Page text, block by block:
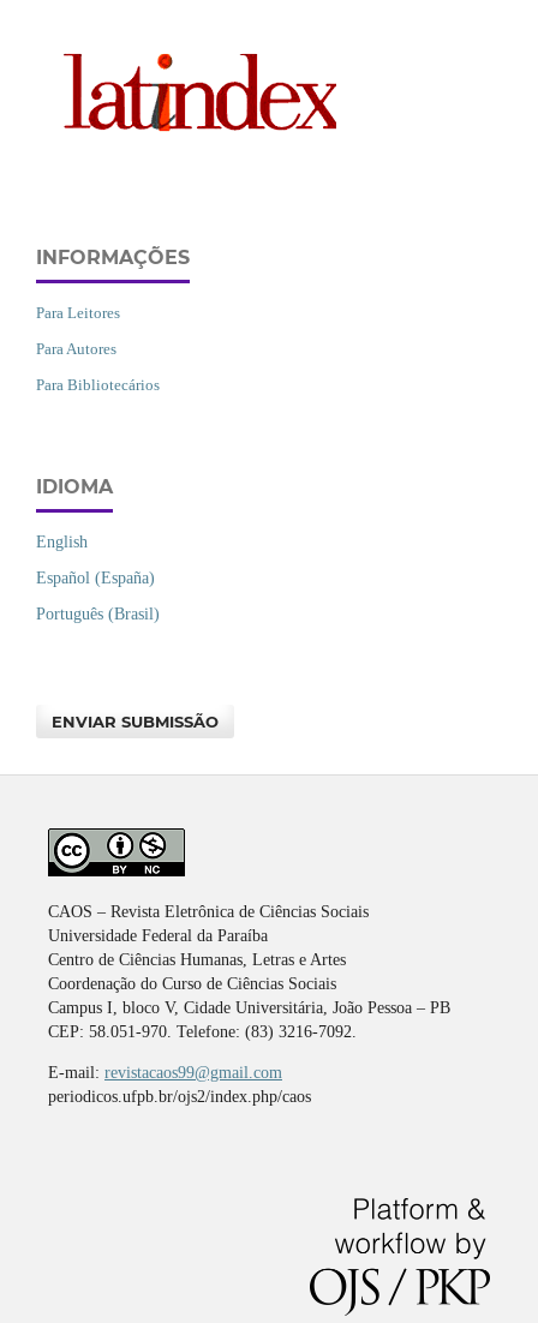
INFORMAÇÕES
Para Leitores
Para Autores
Para Bibliotecários
IDIOMA
English
Español (España)
Português (Brasil)
ENVIAR SUBMISSÃO
CAOS – Revista Eletrônica de Ciências Sociais
Universidade Federal da Paraíba
Centro de Ciências Humanas, Letras e Artes
Coordenação do Curso de Ciências Sociais
Campus I, bloco V, Cidade Universitária, João Pessoa – PB
CEP: 58.051-970. Telefone: (83) 3216-7092.
E-mail: revistacaos99@gmail.com
periodicos.ufpb.br/ojs2/index.php/caos